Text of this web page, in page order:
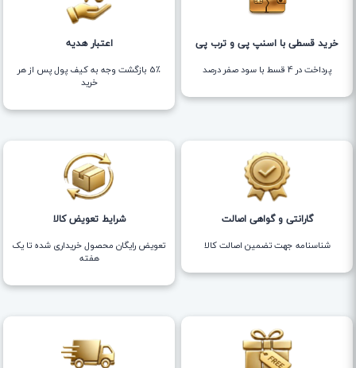
خرید قسطی با اسنپ پی و ترب پی
پرداخت در 4 قسط با سود صفر درصد
اعتبار هدیه
5٪ بازگشت وجه به کیف پول پس از هر
خرید
گارانتی و گواهی اصالت
شناسنامه جهت تضمین اصالت کالا
شرایط تعویض کالا
تعویض رایگان محصول خریداری شده تا یک
هفته